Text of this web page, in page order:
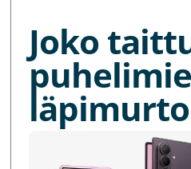
Joko